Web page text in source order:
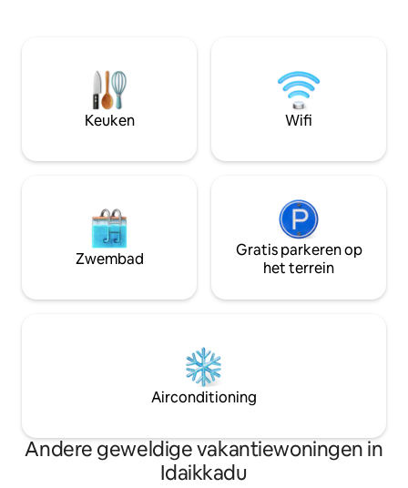
vogelobservatiegebied (12 km),
Sakkotai-kaap (5,5 km) en Thumpalai-
strand (4 km). Dit is een van de drie
beschikbare accommodaties op het
indeling.
ideale
geschiedenis van
Keuken Wifi
Zwembad
Gratis parkeren op
het terrein
Airconditioning
Andere geweldige vakantiewoningen in
Idaikkadu